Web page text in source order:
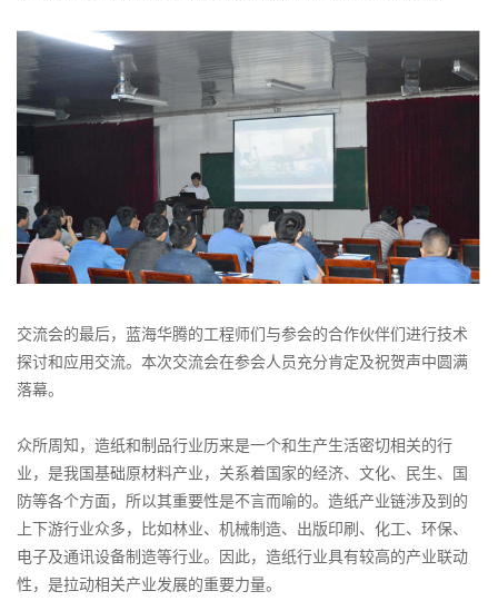
交流会的最后，蓝海华腾的工程师们与参会的合作伙伴们进行技术
探讨和应用交流。本次交流会在参会人员充分肯定及祝贺声中圆满
落幕。
众所周知，造纸和制品行业历来是一个和生产生活密切相关的行
业，是我国基础原材料产业，关系着国家的经济、文化、民生、国
防等各个方面，所以其重要性是不言而喻的。造纸产业链涉及到的
上下游行业众多，比如林业、机械制造、出版印刷、化工、环保、
电子及通讯设备制造等行业。因此，造纸行业具有较高的产业联动
性，是拉动相关产业发展的重要力量。